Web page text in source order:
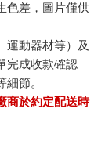
色差，圖片僅供
運動器材等）及
完成收款確認
節。
商於約定配送時